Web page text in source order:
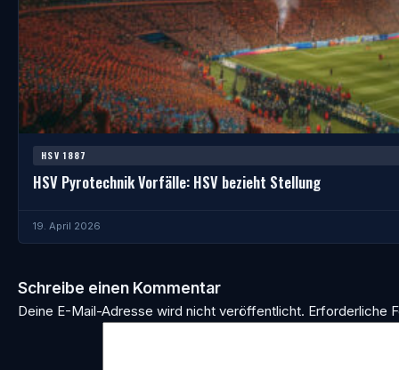
HSV 1887
HSV Pyrotechnik Vorfälle: HSV bezieht Stellung
19. April 2026
Schreibe einen Kommentar
Deine E-Mail-Adresse wird nicht veröffentlicht. Erforderliche